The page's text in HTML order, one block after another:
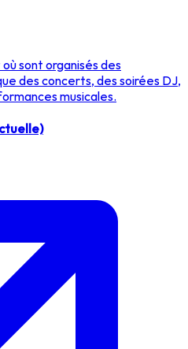
sont organisés des
des concerts, des soirées DJ,
musicales.